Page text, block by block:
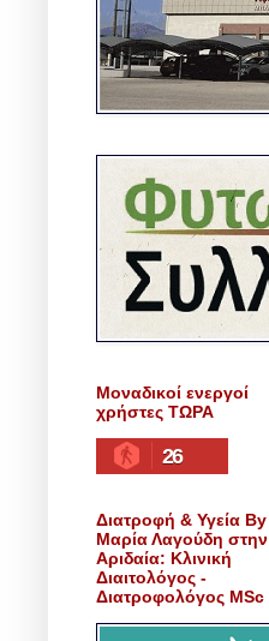
Μοναδικοί ενεργοί
χρήστες ΤΩΡΑ
26
Διατροφή & Υγεία By
Μαρία Λαγούδη στην
Αριδαία: Κλινική
Διαιτολόγος -
Διατροφολόγος MSc